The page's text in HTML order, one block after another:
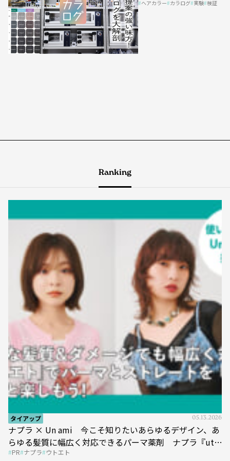
ヘアカラー カラログ 実験 検証
Ranking
タイアップ 05.13.2026
ナプラ × Un ami 今こそ知りたいあらゆるデザイン、あ
らゆる髪質に幅広く対応できるパーマ薬剤 ナプラ『ut-
et』
PR ナプラ ウトエト